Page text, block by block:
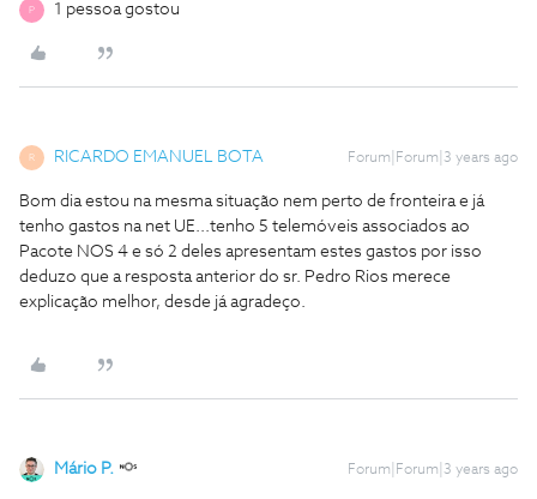
P 1 pessoa gostou
R RICARDO EMANUEL BOTA Forum|Forum|3 years ago
Bom dia estou na mesma situação nem perto de fronteira e já
tenho gastos na net UE...tenho 5 telemóveis associados ao
Pacote NOS 4 e só 2 deles apresentam estes gastos por isso
deduzo que a resposta anterior do sr. Pedro Rios merece
explicação melhor, desde já agradeço.
Mário P. Forum|Forum|3 years ago